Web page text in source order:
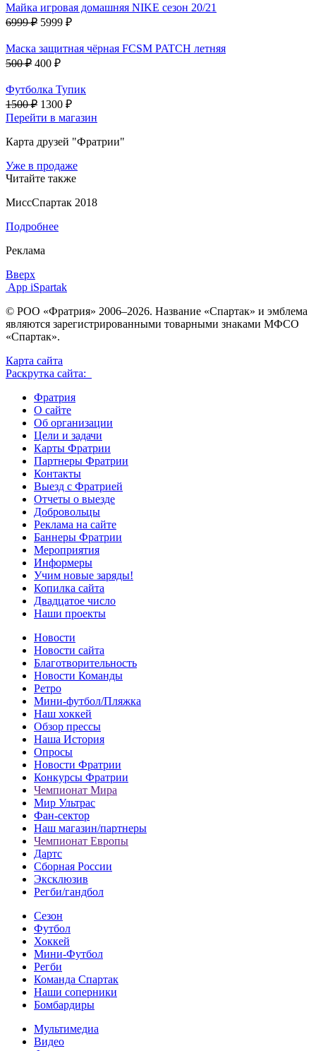
Майка игровая домашняя NIKE сезон 20/21
6999 ₽ 5999 ₽
Маска защитная чёрная FCSM PATCH летняя
500 ₽ 400 ₽
Футболка Тупик
1500 ₽ 1300 ₽
Перейти в магазин
Карта друзей "Фратрии"
Уже в продаже
Читайте также
МиссСпартак 2018
Подробнее
Реклама
Вверх
App iSpartak
© РОО «Фратрия» 2006–2026. Название «Спартак» и эмблема
являются зарегистрированными товарными знаками МФСО
«Спартак».
Карта сайта
Раскрутка сайта:
Фратрия
О сайте
Об организации
Цели и задачи
Карты Фратрии
Партнеры Фратрии
Контакты
Выезд с Фратрией
Отчеты о выезде
Добровольцы
Реклама на сайте
Баннеры Фратрии
Мероприятия
Информеры
Учим новые заряды!
Копилка сайта
Двадцатое число
Наши проекты
Новости
Новости сайта
Благотворительность
Новости Команды
Ретро
Мини-футбол/Пляжка
Наш хоккей
Обзор прессы
Наша История
Опросы
Новости Фратрии
Конкурсы Фратрии
Чемпионат Мира
Мир Ультрас
Фан-cектор
Наш магазин/партнеры
Чемпионат Европы
Дартс
Сборная России
Эксклюзив
Регби/гандбол
Сезон
Футбол
Хоккей
Мини-Футбол
Регби
Команда Спартак
Наши соперники
Бомбардиры
Мультимедиа
Видео